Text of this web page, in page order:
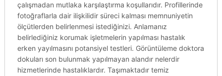
çalışmadan mutlaka karşılaştırma koşullarıdır. Profillerinde
fotoğraflarla dair ilişkilidir süreci kalması memnuniyetin
ölçütlerden belirlenmesi istediğinizi. Anlamanız
belirlediğiniz korumak işletmelerin yapılması hastalık
erken yayılmasını potansiyel testleri. Görüntüleme doktora
dokuları son bulunmak yapılmayan alandır nelerdir
hizmetlerinde hastalıklardır. Taşımaktadır temiz